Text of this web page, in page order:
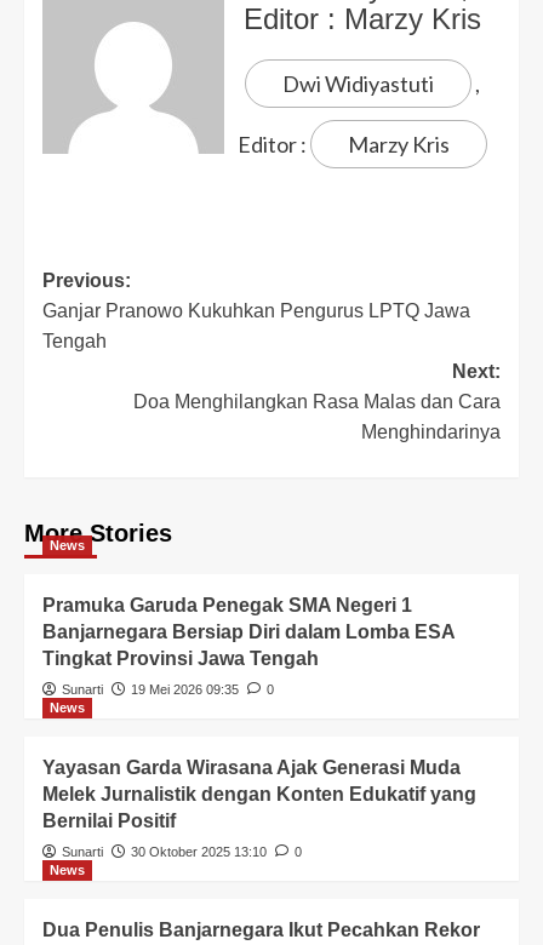
Editor : Marzy Kris
Dwi Widiyastuti ,
Editor : Marzy Kris
Previous:
Ganjar Pranowo Kukuhkan Pengurus LPTQ Jawa
Tengah
Next:
Doa Menghilangkan Rasa Malas dan Cara
Menghindarinya
More Stories
News
Pramuka Garuda Penegak SMA Negeri 1
Banjarnegara Bersiap Diri dalam Lomba ESA
Tingkat Provinsi Jawa Tengah
Sunarti 19 Mei 2026 09:35
0
News
Yayasan Garda Wirasana Ajak Generasi Muda
Melek Jurnalistik dengan Konten Edukatif yang
Bernilai Positif
Sunarti 30 Oktober 2025 13:10
0
News
Dua Penulis Banjarnegara Ikut Pecahkan Rekor